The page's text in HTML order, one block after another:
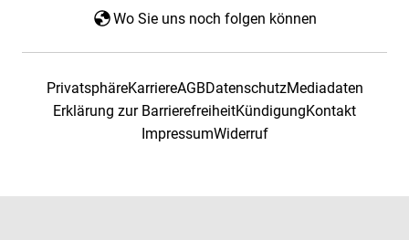
Wo Sie uns noch folgen können
PrivatsphäreKarriereAGBDatenschutzMediadaten
Erklärung zur BarrierefreiheitKündigungKontakt
ImpressumWiderruf